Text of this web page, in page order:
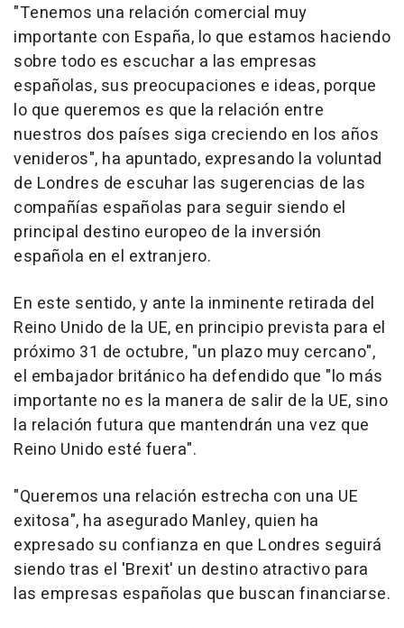
"Tenemos una relación comercial muy
importante con España, lo que estamos haciendo
sobre todo es escuchar a las empresas
españolas, sus preocupaciones e ideas, porque
lo que queremos es que la relación entre
nuestros dos países siga creciendo en los años
venideros", ha apuntado, expresando la voluntad
de Londres de escuhar las sugerencias de las
compañías españolas para seguir siendo el
principal destino europeo de la inversión
española en el extranjero.
En este sentido, y ante la inminente retirada del
Reino Unido de la UE, en principio prevista para el
próximo 31 de octubre, "un plazo muy cercano",
el embajador británico ha defendido que "lo más
importante no es la manera de salir de la UE, sino
la relación futura que mantendrán una vez que
Reino Unido esté fuera".
"Queremos una relación estrecha con una UE
exitosa", ha asegurado Manley, quien ha
expresado su confianza en que Londres seguirá
siendo tras el 'Brexit' un destino atractivo para
las empresas españolas que buscan financiarse.